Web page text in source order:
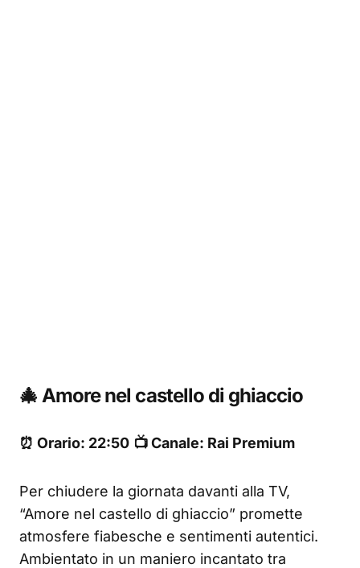
🎄 Amore nel castello di ghiaccio
⏰ Orario: 22:50 📺 Canale: Rai Premium
Per chiudere la giornata davanti alla TV,
“Amore nel castello di ghiaccio” promette
atmosfere fiabesche e sentimenti autentici.
Ambientato in un maniero incantato tra